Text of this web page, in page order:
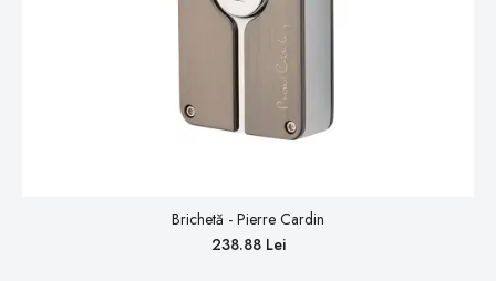
Brichetă - Pierre Cardin
238.88 Lei